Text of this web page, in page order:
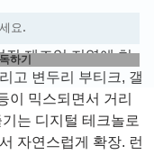
융지역의 동쪽 끝자
진 제조업 지역에 처
고 변두리 부티크, 갤
이 믹스되면서 거리
는 디지털 테크놀로
자연스럽게 확장. 런
하기